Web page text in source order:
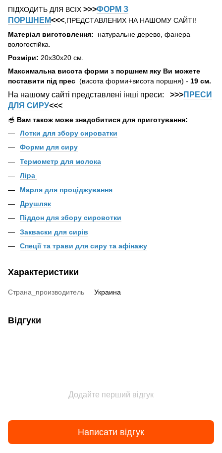
ПІДХОДИТЬ ДЛЯ ВСІХ >>>ФОРМ З
ПОРШНЕМ<<< ,ПРЕДСТАВЛЕНИХ НА НАШОМУ САЙТІ!
Матеріал виготовлення: натуральне дерево, фанера
вологостійка.
Розміри: 20х30х20 см.
Максимальна висота форми з поршнем яку Ви можете
поставити під прес (висота форми+висота поршня) - 19 см.
На нашому сайті представлені інші преси: >>>ПРЕСИ
ДЛЯ СИРУ<<<
🥣 Вам також може знадобитися для приготування:
Лотки для збору сироватки
Форми для сиру
Термометр для молока
Ліра
Марля для проціджування
Друшляк
Піддон для збору сировотки
Закваски для сирів
Спеції та трави для сиру та афінажу
Характеристики
Страна_производитель Украина
Відгуки
Додайте перший відгук
Написати відгук